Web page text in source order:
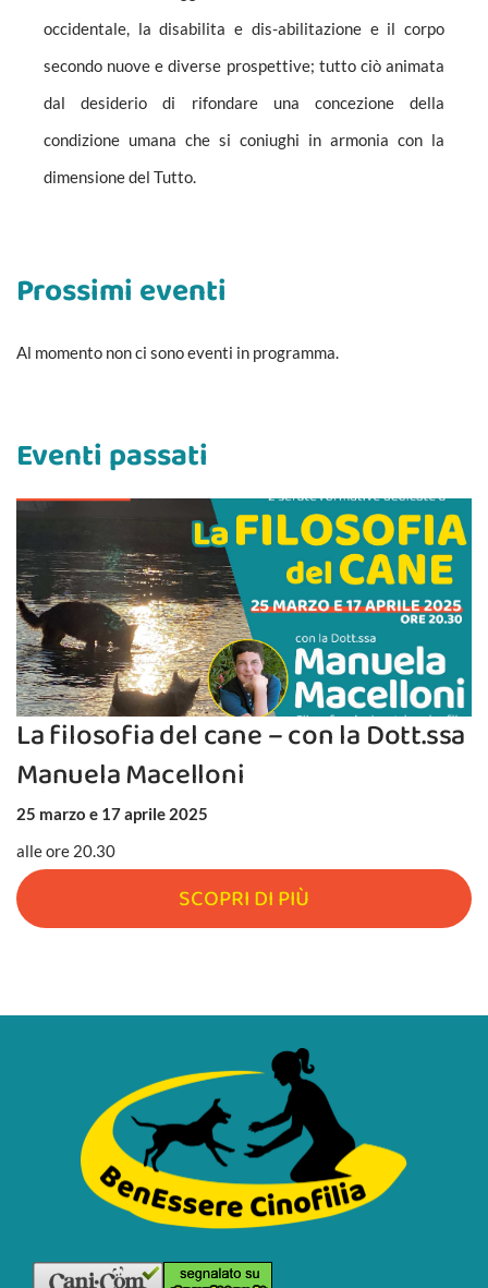
occidentale, la disabilita e dis-abilitazione e il corpo
secondo nuove e diverse prospettive; tutto ciò animata
dal desiderio di rifondare una concezione della
condizione umana che si coniughi in armonia con la
dimensione del Tutto.
Prossimi eventi
Al momento non ci sono eventi in programma.
Eventi passati
La filosofia del cane – con la Dott.ssa
Manuela Macelloni
25 marzo e 17 aprile 2025
alle ore 20.30
SCOPRI DI PIÙ